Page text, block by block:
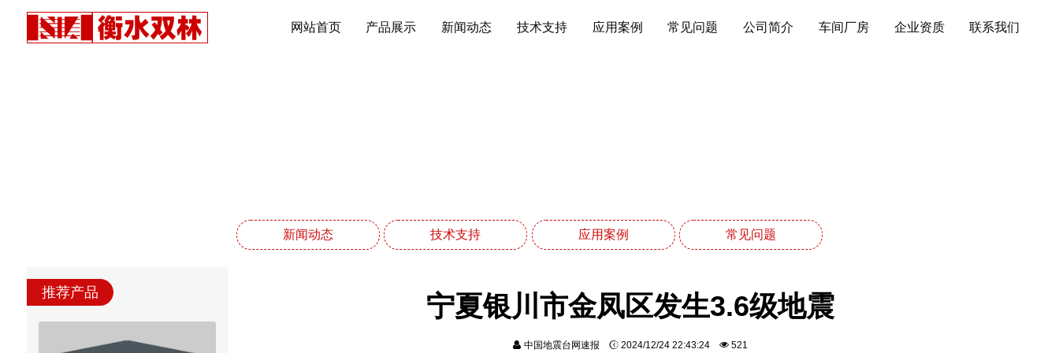
网站首页 产品展示 新闻动态 技术支持 应用案例 常见问题 公司简介 车间厂房 企业资质 联系我们
新闻动态 技术支持 应用案例 常见问题
推荐产品 宁夏银川市金凤区发生3.6级地震
中国地震台网速报 2024/12/24 22:43:24 521